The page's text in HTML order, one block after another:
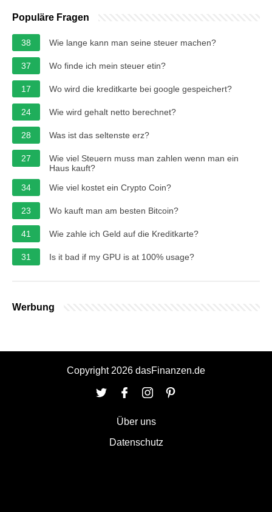
Populäre Fragen
38 Wie lange kann man seine steuer machen?
37 Wo finde ich mein steuer etin?
17 Wo wird die kreditkarte bei google gespeichert?
24 Wie wird gehalt netto berechnet?
28 Was ist das seltenste erz?
27
Wie viel Steuern muss man zahlen wenn man ein
Haus kauft?
34
Wie viel kostet ein Crypto Coin?
23 Wo kauft man am besten Bitcoin?
41 Wie zahle ich Geld auf die Kreditkarte?
31 Is it bad if my GPU is at 100% usage?
Werbung
Copyright 2026 dasFinanzen.de
Über uns
Datenschutz